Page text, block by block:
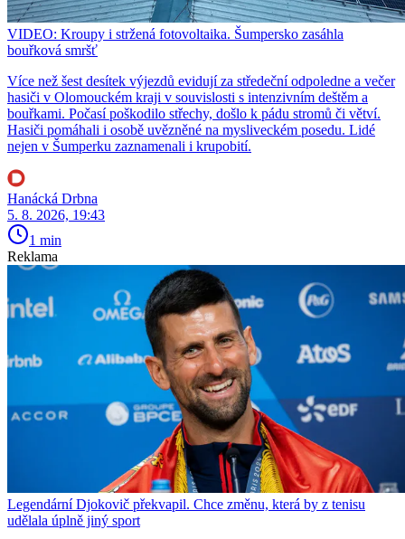
VIDEO: Kroupy i stržená fotovoltaika. Šumpersko zasáhla
bouřková smršť
Více než šest desítek výjezdů evidují za středeční odpoledne a večer
hasiči v Olomouckém kraji v souvislosti s intenzivním deštěm a
bouřkami. Počasí poškodilo střechy, došlo k pádu stromů či větví.
Hasiči pomáhali i osobě uvězněné na mysliveckém posedu. Lidé
nejen v Šumperku zaznamenali i krupobití.
Hanácká Drbna
5. 8. 2026, 19:43
1 min
Reklama
Legendární Djokovič překvapil. Chce změnu, která by z tenisu
udělala úplně jiný sport